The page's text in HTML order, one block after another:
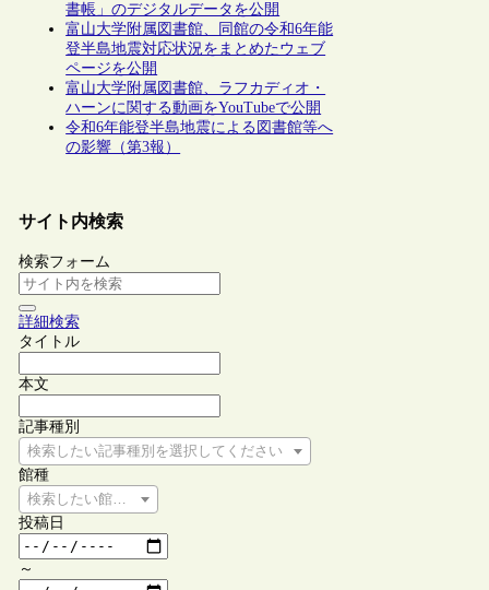
書帳」のデジタルデータを公開
富山大学附属図書館、同館の令和6年能
登半島地震対応状況をまとめたウェブ
ページを公開
富山大学附属図書館、ラフカディオ・
ハーンに関する動画をYouTubeで公開
令和6年能登半島地震による図書館等へ
の影響（第3報）
サイト内検索
検索フォーム
詳細検索
タイトル
本文
記事種別
検索したい記事種別を選択してください
館種
検索したい館種を選択してください
投稿日
～